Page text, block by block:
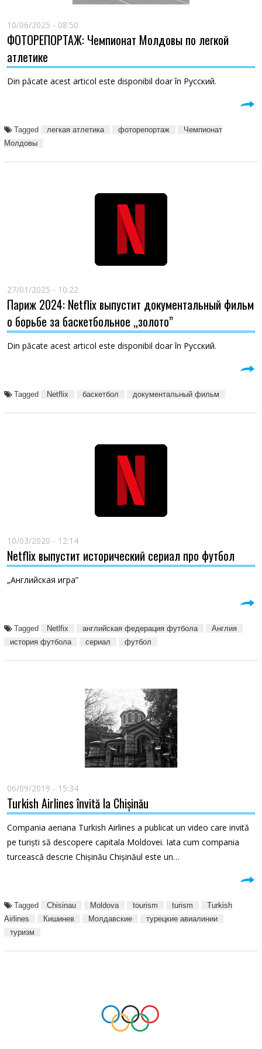
10/06/2025 - 08:50
ФОТОРЕПОРТАЖ: Чемпионат Молдовы по легкой
атлетике
Din păcate acest articol este disponibil doar în Русский.
Tagged легкая атлетика фоторепортаж
Чемпионат
Молдовы
27/01/2025 - 10:22
Париж 2024: Netflix выпустит документальный фильм
о борьбе за баскетбольное „золото”
Din păcate acest articol este disponibil doar în Русский.
Tagged Netflix баскетбол документальный фильм
10/03/2020 - 12:14
Netflix выпустит исторический сериал про футбол
„Английская игра”
Tagged Netlfix английская федерация футбола
Англия
история футбола
сериал футбол
06/09/2019 - 15:34
Turkish Airlines învită la Chișinău
Compania aeriana Turkish Airlines a publicat un video care invită
pe turiști să descopere capitala Moldovei. Iata cum compania
turcească descrie Chișinău Chișinăul este un…
Tagged Chisinau Moldova tourism turism
Turkish
Airlines
Кишинев Молдавские
турецкие авиалинии
туризм